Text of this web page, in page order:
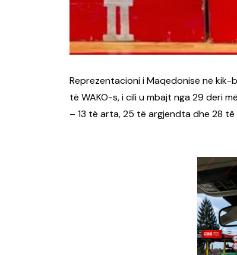
Reprezentacioni i Maqedonisë në
të WAKO-s, i cili u mbajt nga 29 deri
– 13 të arta, 25 të argjendta dhe 28